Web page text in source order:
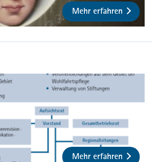
Mehr erfahren
Mehr erfahren